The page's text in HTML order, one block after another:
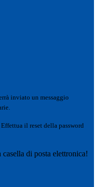
inviato un messaggio
il reset della password
di posta elettronica!